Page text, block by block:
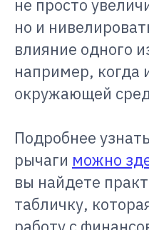
не просто
но и
влияние одного
например, когда
окружающей
Подробнее
рычаги можно
вы найдете
табличку,